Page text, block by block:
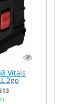
Vitals
2go